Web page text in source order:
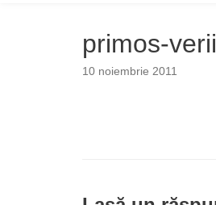
primos-
10 noiembrie 2011